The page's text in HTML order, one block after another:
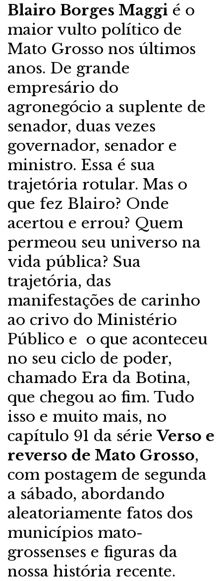
Blairo Borges Maggi é o
maior vulto político de
Mato Grosso nos últimos
anos. De grande
empresário do
agronegócio a suplente de
senador, duas vezes
governador, senador e
ministro. Essa é sua
trajetória rotular. Mas o
que fez Blairo? Onde
acertou e errou? Quem
permeou seu universo na
vida pública? Sua
trajetória, das
manifestações de carinho
ao crivo do Ministério
Público e o que aconteceu
no seu ciclo de poder,
chamado Era da Botina,
que chegou ao fim. Tudo
isso e muito mais, no
capítulo 91 da sérieVerso e
reverso de Mato Grosso,
com postagem de segunda
a sábado, abordando
aleatoriamente fatos dos
municípios mato-
grossenses e figuras da
nossa história recente.